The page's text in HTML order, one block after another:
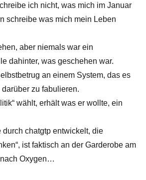
ich nicht, was mich im Januar
schreibe was mich mein Leben
aber niemals war ein
dahinter, was geschehen war.
an einem System, das es
zu fabulieren.
wählt, erhält was er wollte, ein
durch chatgtp entwickelt, die
ist faktisch an der Garderobe am
Oxygen…